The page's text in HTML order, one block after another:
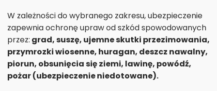
W zależności do wybranego zakresu, ubezpieczenie
zapewnia ochronę upraw od szkód spowodowanych
przez: grad, suszę, ujemne skutki przezimowania,
przymrozki wiosenne, huragan, deszcz nawalny,
piorun, obsunięcia się ziemi, lawinę, powódź,
pożar (ubezpieczenie niedotowane).